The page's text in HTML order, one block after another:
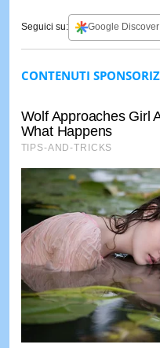
Seguici su: Google Discover